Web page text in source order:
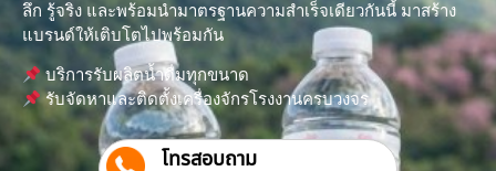
ลึก รู้จริง และพร้อมนำมาตรฐานความสำเร็จเดียวกันนี้ มาสร้าง
แบรนด์ให้เติบโตไปพร้อมกัน
บริการรับผลิตน้ำดื่มทุกขนาด
รับจัดหาและติดตั้งเครื่องจักรโรงงานครบวงจร
โทรสอบถาม